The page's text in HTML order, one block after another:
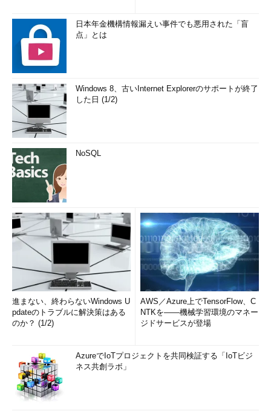
日本年金機構情報漏えい事件でも悪用された「盲
点」とは
Windows 8、古いInternet Explorerのサポートが終了
した日 (1/2)
NoSQL
進まない、終わらないWindows U
pdateのトラブルに解決策はある
のか？ (1/2)
AWS／Azure上でTensorFlow、C
NTKを――機械学習環境のマネー
ジドサービスが登場
AzureでIoTプロジェクトを共同検証する「IoTビジ
ネス共創ラボ」